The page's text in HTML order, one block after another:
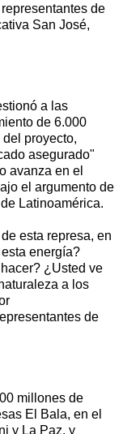
de
San José,
a las
de 6.000
proyecto,
asegurado"
avanza en el
el argumento de
Latinoamérica.
esta represa, en
energía?
¿Usted ve
a los
de
millones de
El Bala, en el
y La Paz, y